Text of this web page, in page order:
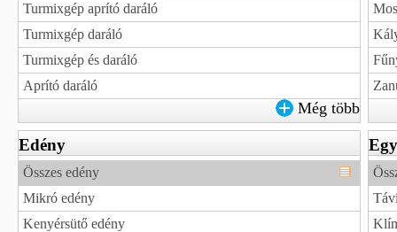
Turmixgép aprító daráló
Turmixgép daráló
Turmixgép és daráló
Aprító daráló
Még több
Edény
Összes edény
Mikró edény
Kenyérsütő edény